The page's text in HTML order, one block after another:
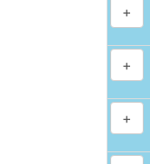
+
+
+